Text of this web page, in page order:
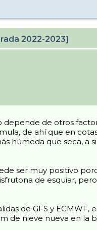
2022-2023]
de otros
de ahí que en
húmeda que seca,
ser muy positivo
de esquiar,
de GFS y
de nieve nueva en la